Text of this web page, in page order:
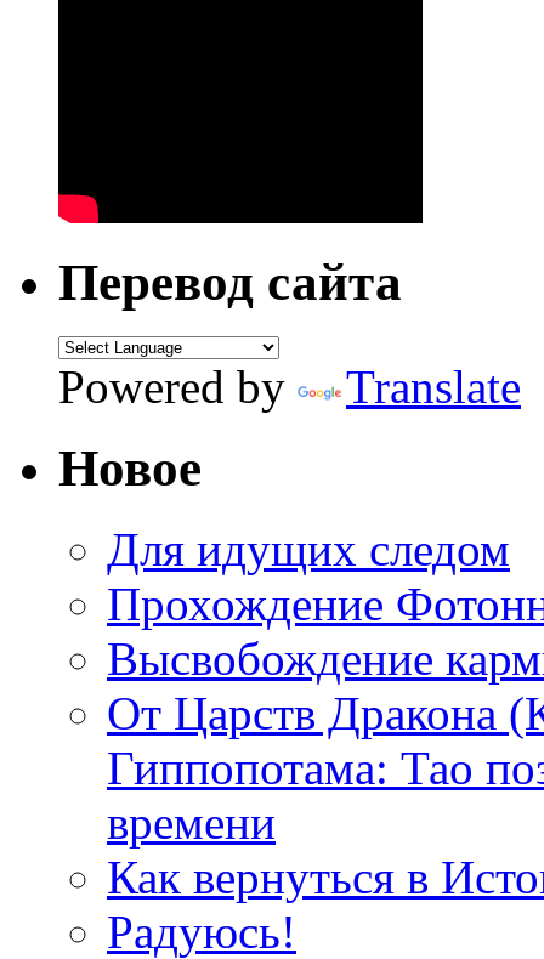
Перевод сайта
Powered by Translate
Новое
Для идущих следом
Прохождение
Высвобождение
От Царств Дракона
Гиппопотама: Тао
времени
Как вернуться в
Радуюсь!